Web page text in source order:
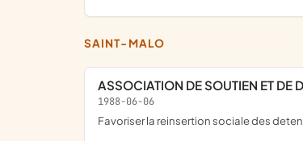
SAINT-MALO
ASSOCIATION DE SOUTIEN ET
1988-06-06
Favoriser la reinsertion sociale des